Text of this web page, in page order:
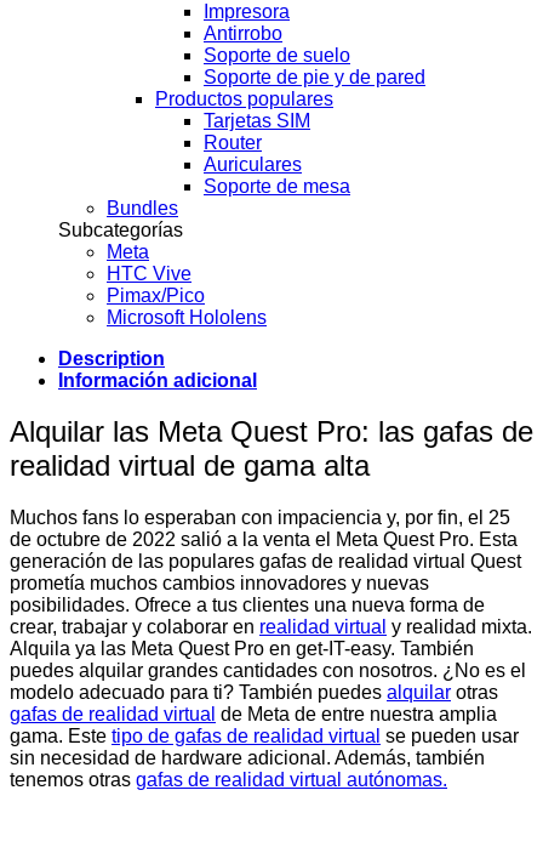
Impresora
Antirrobo
Soporte de suelo
Soporte de pie y de pared
Productos populares
Tarjetas SIM
Router
Auriculares
Soporte de mesa
Bundles
Subcategorías
Meta
HTC Vive
Pimax/Pico
Microsoft Hololens
Description
Información adicional
Alquilar las Meta Quest Pro: las gafas de
realidad virtual de gama alta
Muchos fans lo esperaban con impaciencia y, por fin, el 25
de octubre de 2022 salió a la venta el Meta Quest Pro. Esta
generación de las populares gafas de realidad virtual Quest
prometía muchos cambios innovadores y nuevas
posibilidades. Ofrece a tus clientes una nueva forma de
crear, trabajar y colaborar en realidad virtual y realidad mixta.
Alquila ya las Meta Quest Pro en get-IT-easy. También
puedes alquilar grandes cantidades con nosotros. ¿No es el
modelo adecuado para ti? También puedes alquilar otras
gafas de realidad virtual de Meta de entre nuestra amplia
gama. Este tipo de gafas de realidad virtual se pueden usar
sin necesidad de hardware adicional. Además, también
tenemos otras gafas de realidad virtual autónomas.